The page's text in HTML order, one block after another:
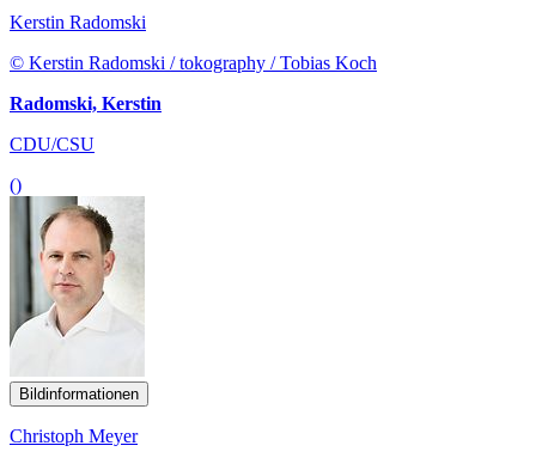
Kerstin Radomski
© Kerstin Radomski / tokography / Tobias Koch
Radomski, Kerstin
CDU/CSU
()
Bildinformationen
Christoph Meyer